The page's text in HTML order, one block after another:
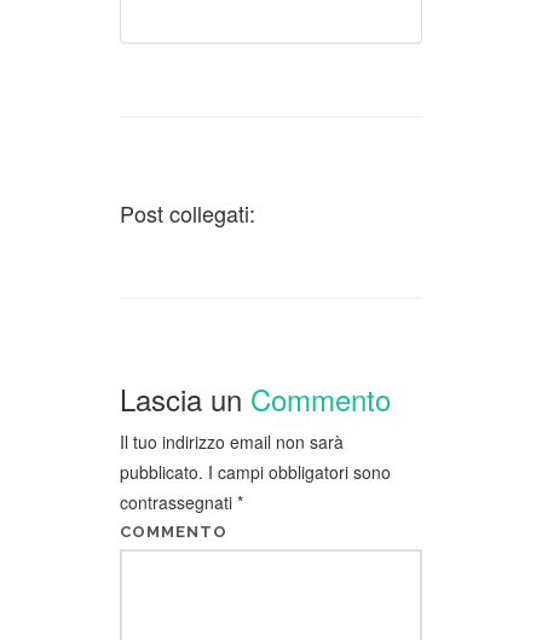
Post collegati:
Lascia un Commento
Il tuo indirizzo email non sarà
pubblicato. I campi obbligatori sono
contrassegnati *
COMMENTO